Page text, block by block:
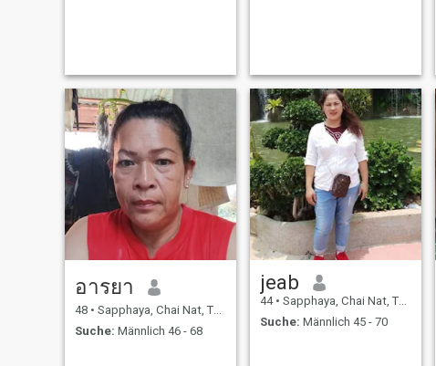
อารยา
48 • Sapphaya, Chai Nat, Thailand
Suche: Männlich 46 - 68
jeab
44 • Sapphaya, Chai Nat, Thailand
Suche: Männlich 45 - 70